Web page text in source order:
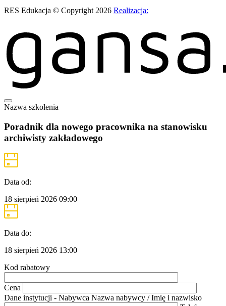
RES Edukacja © Copyright 2026 Realizacja:
Nazwa szkolenia
Poradnik dla nowego pracownika na stanowisku
archiwisty zakładowego
Data od:
18 sierpień 2026 09:00
Data do:
18 sierpień 2026 13:00
Kod rabatowy
Cena
Dane instytucji - Nabywca Nazwa nabywcy / Imię i nazwisko